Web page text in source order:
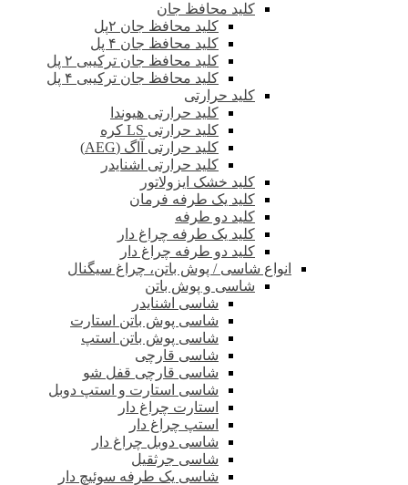
کلید محافظ جان
کلید محافظ جان ۲پل
کلید محافظ جان ۴ پل
کلید محافظ جان ترکیبی ۲ پل
کلید محافظ جان ترکیبی ۴ پل
کلید حرارتی
کلید حرارتی هیوندا
کلید حرارتی LS کره
کلید حرارتی آاگ (AEG)
کلید حرارتی اشنایدر
کلید خشک ایزولاتور
کلید یک طرفه فرمان
کلید دو طرفه
کلید یک طرفه چراغ دار
کلید دو طرفه چراغ دار
انواع شاسی / پوش باتن، چراغ سیگنال
شاسی و پوش باتن
شاسی اشنایدر
شاسی پوش باتن استارت
شاسی پوش باتن استپ
شاسی قارچی
شاسی قارچی قفل شو
شاسی استارت و استپ دوبل
استارت چراغ دار
استپ چراغ دار
شاسی دوبل چراغ دار
شاسی جرثقیل
شاسی یک طرفه سوئیچ دار